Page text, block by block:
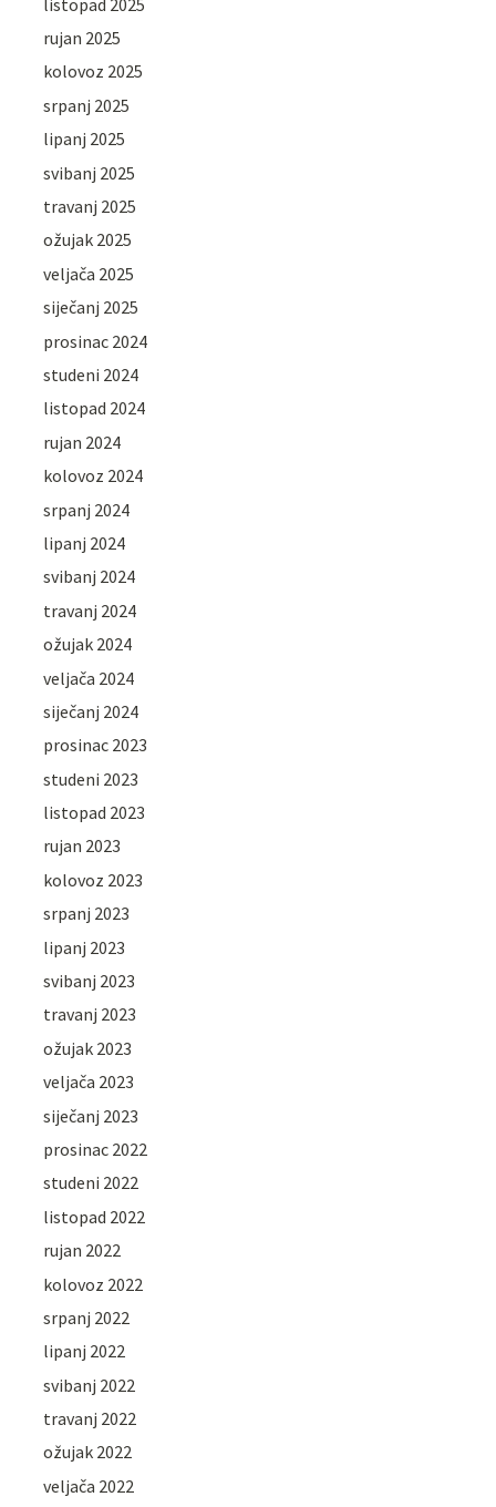
rujan 2025
kolovoz 2025
srpanj 2025
lipanj 2025
svibanj 2025
travanj 2025
ožujak 2025
veljača 2025
siječanj 2025
prosinac 2024
studeni 2024
listopad 2024
rujan 2024
kolovoz 2024
srpanj 2024
lipanj 2024
svibanj 2024
travanj 2024
ožujak 2024
veljača 2024
siječanj 2024
prosinac 2023
studeni 2023
listopad 2023
rujan 2023
kolovoz 2023
srpanj 2023
lipanj 2023
svibanj 2023
travanj 2023
ožujak 2023
veljača 2023
siječanj 2023
prosinac 2022
studeni 2022
listopad 2022
rujan 2022
kolovoz 2022
srpanj 2022
lipanj 2022
svibanj 2022
travanj 2022
ožujak 2022
veljača 2022